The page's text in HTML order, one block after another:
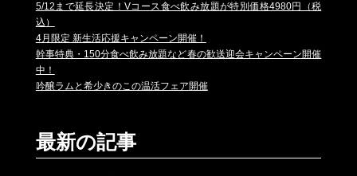
5/12まで延長決定！Vコース食べ飲み放題が特別価格4980円（税
込）
4月限定 新生活応援キャンペーン開催！
幹事特典・150分食べ飲み放題など春の歓送迎会キャンペーン開催
中！
吟醸ラムと希少きのこの温活フェア開催
最新の記事